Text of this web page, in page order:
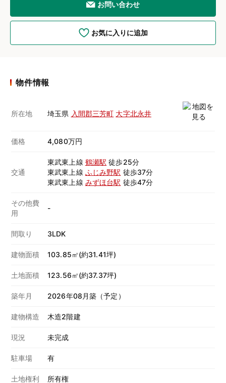
お問い合わせ
お気に入りに追加
物件情報
所在地 埼玉県 入間郡三芳町 大字北永井
価格 4,080万円
交通
東武東上線 鶴瀬駅 徒歩25分
東武東上線 ふじみ野駅 徒歩37分
東武東上線 みずほ台駅 徒歩47分
その他費
用
-
間取り 3LDK
建物面積 103.85㎡(約31.41坪)
土地面積 123.56㎡(約37.37坪)
築年月 2026年08月築（予定）
建物構造 木造2階建
現況 未完成
駐車場 有
土地権利 所有権